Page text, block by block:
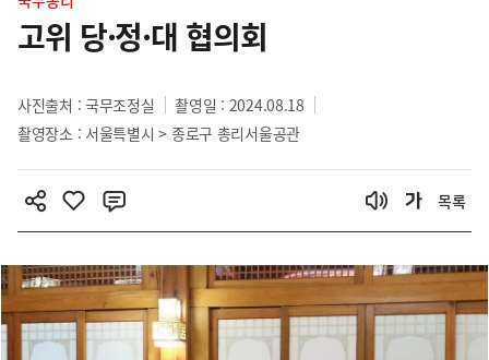
츠
영
역
고위 당·정·대 협의회
사진출처 : 국무조정실
촬영일 : 2024.08.18
촬영장소 : 서울특별시 > 종로구 총리서울공관
목록